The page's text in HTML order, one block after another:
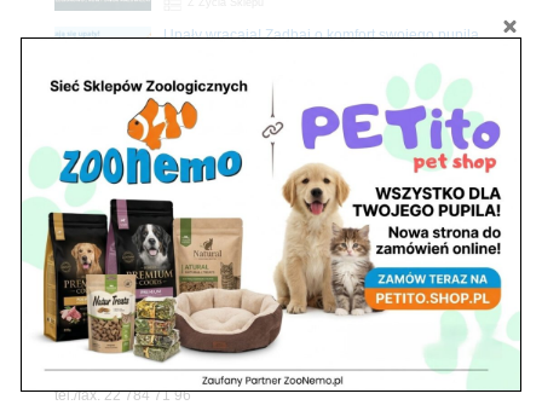
Promocje
Upały wracają! Zadbaj o komfort swojego pupila
Z Życia Sklepu
Petito Pet Shop – Internetowy Sklep Zoologiczny
Online! Wszystko Dla Twojego Pupila | ZooNemo
Znajdź nas
Adres
05-120 Legionowo
ul. Piłsudskiego 31,
pawilon 134
tel./fax. 22 784 71 96